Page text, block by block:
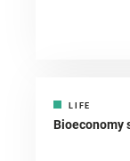
LIFE
Bioeconomy